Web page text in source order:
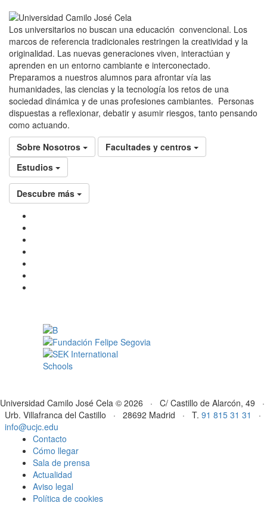
Los universitarios no buscan una educación convencional. Los
marcos de referencia tradicionales restringen la creatividad y la
originalidad. Las nuevas generaciones viven, interactúan y
aprenden en un entorno cambiante e interconectado.
Preparamos a nuestros alumnos para afrontar vía las
humanidades, las ciencias y la tecnología los retos de una
sociedad dinámica y de unas profesiones cambiantes. Personas
dispuestas a reflexionar, debatir y asumir riesgos, tanto pensando
como actuando.
Sobre Nosotros
Facultades y centros
Estudios
Descubre más
Universidad Camilo José Cela © 2026 · C/ Castillo de Alarcón, 49 ·
Urb. Villafranca del Castillo · 28692 Madrid · T. 91 815 31 31
·
info@ucjc.edu
Contacto
Cómo llegar
Sala de prensa
Actualidad
Aviso legal
Política de cookies